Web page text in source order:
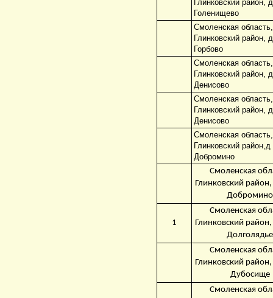
Глинковский район,
Голенищево
Смоленская область,
Глинковский район,
Горбово
Смоленская область,
Глинковский район,
Денисово
Смоленская область,
Глинковский район,
Денисово
Смоленская область,
Глинковский район,д
Добромино
Смоленская
Глинковский
Добромино
1
Смоленская
Глинковский
Долголядье
Смоленская
Глинковский
Дубосище
Смоленская